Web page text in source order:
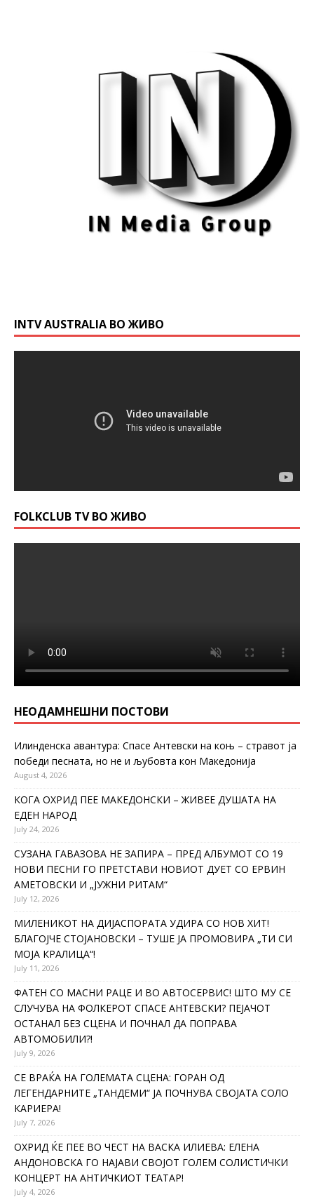
INTV AUSTRALIA ВО ЖИВО
FOLKCLUB TV ВО ЖИВО
НЕОДАМНЕШНИ ПОСТОВИ
Илинденска авантура: Спасе Антевски на коњ – стравот ја
победи песната, но не и љубовта кон Македонија
August 4, 2026
КОГА ОХРИД ПЕЕ МАКЕДОНСКИ – ЖИВЕЕ ДУШАТА НА
ЕДЕН НАРОД
July 24, 2026
СУЗАНА ГАВАЗОВА НЕ ЗАПИРА – ПРЕД АЛБУМОТ СО 19
НОВИ ПЕСНИ ГО ПРЕТСТАВИ НОВИОТ ДУЕТ СО ЕРВИН
АМЕТОВСКИ И „ЈУЖНИ РИТАМ“
July 12, 2026
МИЛЕНИКОТ НА ДИЈАСПОРАТА УДИРА СО НОВ ХИТ!
БЛАГОЈЧЕ СТОЈАНОВСКИ – ТУШЕ ЈА ПРОМОВИРА „ТИ СИ
МОЈА КРАЛИЦА“!
July 11, 2026
ФАТЕН СО МАСНИ РАЦЕ И ВО АВТОСЕРВИС! ШТО МУ СЕ
СЛУЧУВА НА ФОЛКЕРОТ СПАСЕ АНТЕВСКИ? ПЕЈАЧОТ
ОСТАНАЛ БЕЗ СЦЕНА И ПОЧНАЛ ДА ПОПРАВА
АВТОМОБИЛИ?!
July 9, 2026
СЕ ВРАЌА НА ГОЛЕМАТА СЦЕНА: ГОРАН ОД
ЛЕГЕНДАРНИТЕ „ТАНДЕМИ“ ЈА ПОЧНУВА СВОЈАТА СОЛО
КАРИЕРА!
July 7, 2026
ОХРИД ЌЕ ПЕЕ ВО ЧЕСТ НА ВАСКА ИЛИЕВА: ЕЛЕНА
АНДОНОВСКА ГО НАЈАВИ СВОЈОТ ГОЛЕМ СОЛИСТИЧКИ
КОНЦЕРТ НА АНТИЧКИОТ ТЕАТАР!
July 4, 2026